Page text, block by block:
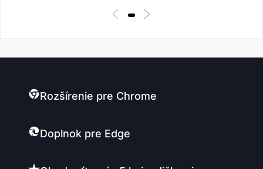
Rozšírenie pre Chrome
Doplnok pre Edge